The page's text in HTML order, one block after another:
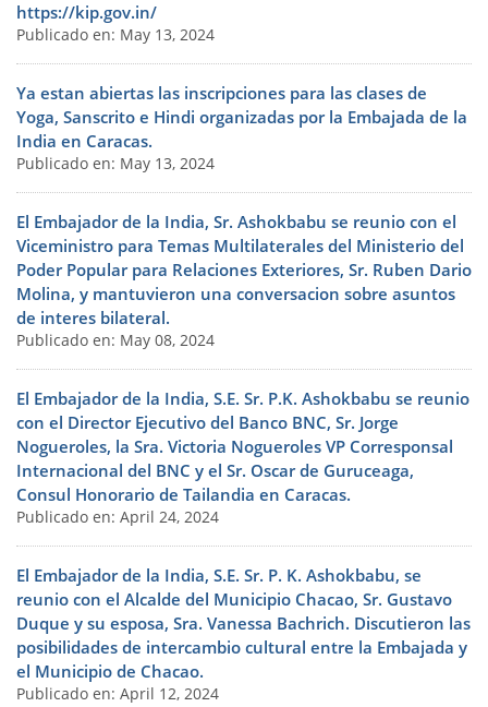
https://kip.gov.in/
Publicado en: May 13, 2024
Ya estan abiertas las inscripciones para las clases de
Yoga, Sanscrito e Hindi organizadas por la Embajada de la
India en Caracas.
Publicado en: May 13, 2024
El Embajador de la India, Sr. Ashokbabu se reunio con el
Viceministro para Temas Multilaterales del Ministerio del
Poder Popular para Relaciones Exteriores, Sr. Ruben Dario
Molina, y mantuvieron una conversacion sobre asuntos
de interes bilateral.
Publicado en: May 08, 2024
El Embajador de la India, S.E. Sr. P.K. Ashokbabu se reunio
con el Director Ejecutivo del Banco BNC, Sr. Jorge
Nogueroles, la Sra. Victoria Nogueroles VP Corresponsal
Internacional del BNC y el Sr. Oscar de Guruceaga,
Consul Honorario de Tailandia en Caracas.
Publicado en: April 24, 2024
El Embajador de la India, S.E. Sr. P. K. Ashokbabu, se
reunio con el Alcalde del Municipio Chacao, Sr. Gustavo
Duque y su esposa, Sra. Vanessa Bachrich. Discutieron las
posibilidades de intercambio cultural entre la Embajada y
el Municipio de Chacao.
Publicado en: April 12, 2024